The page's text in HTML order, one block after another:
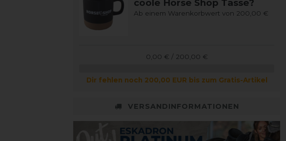
coole Horse Shop Tasse?
Ab einem Warenkorbwert von 200,00 €
0,00 € / 200,00 €
Dir fehlen noch 200,00 EUR bis zum Gratis-Artikel
VERSANDINFORMATIONEN